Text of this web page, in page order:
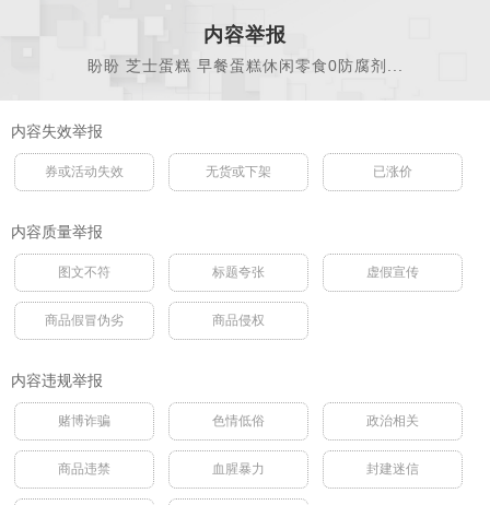
内容举报
盼盼 芝士蛋糕 早餐蛋糕休闲零食0防腐剂...
内容失效举报
券或活动失效 无货或下架 已涨价
内容质量举报
图文不符 标题夸张 虚假宣传
商品假冒伪劣 商品侵权
内容违规举报
赌博诈骗 色情低俗 政治相关
商品违禁 血腥暴力 封建迷信